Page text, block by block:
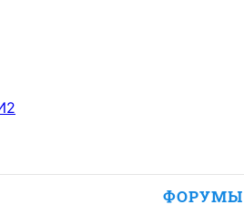
ФОРУМЫ